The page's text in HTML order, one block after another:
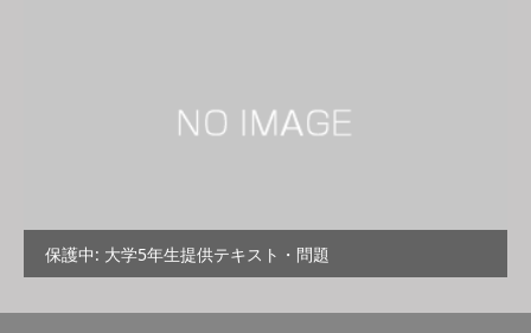
保護中: 大学5年生提供テキスト・問題